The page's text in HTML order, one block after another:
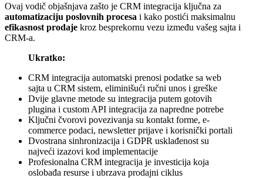
Ovaj vodič objašnjava zašto je CRM integracija ključna za
automatizaciju poslovnih procesa i kako postići maksimalnu
efikasnost prodaje kroz besprekornu vezu između vašeg sajta i
CRM-a.
Ukratko:
CRM integracija automatski prenosi podatke sa web
sajta u CRM sistem, eliminišući ručni unos i greške
Dvije glavne metode su integracija putem gotovih
plugina i custom API integracija za napredne potrebe
Ključni čvorovi povezivanja su kontakt forme, e-
commerce podaci, newsletter prijave i korisnički portali
Dvostrana sinhronizacija i GDPR usklađenost su
najveći izazovi kod implementacije
Profesionalna CRM integracija je investicija koja
oslobađa resurse i ubrzava prodajni ciklus